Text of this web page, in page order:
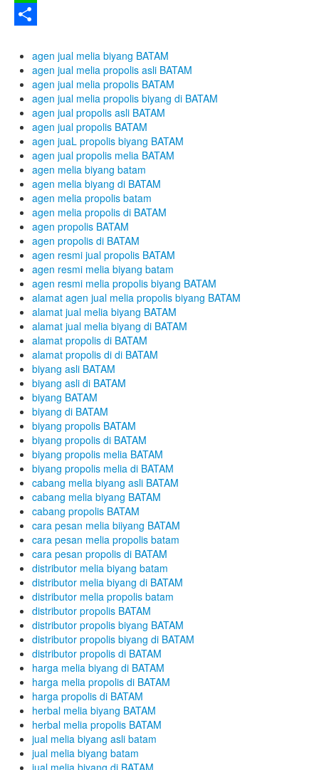
Line
agen jual melia biyang BATAM
agen jual melia propolis asli BATAM
agen jual melia propolis BATAM
agen jual melia propolis biyang di BATAM
agen jual propolis asli BATAM
agen jual propolis BATAM
agen juaL propolis biyang BATAM
agen jual propolis melia BATAM
agen melia biyang batam
agen melia biyang di BATAM
agen melia propolis batam
agen melia propolis di BATAM
agen propolis BATAM
agen propolis di BATAM
agen resmi jual propolis BATAM
agen resmi melia biyang batam
agen resmi melia propolis biyang BATAM
alamat agen jual melia propolis biyang BATAM
alamat jual melia biyang BATAM
alamat jual melia biyang di BATAM
alamat propolis di BATAM
alamat propolis di di BATAM
biyang asli BATAM
biyang asli di BATAM
biyang BATAM
biyang di BATAM
biyang propolis BATAM
biyang propolis di BATAM
biyang propolis melia BATAM
biyang propolis melia di BATAM
cabang melia biyang asli BATAM
cabang melia biyang BATAM
cabang propolis BATAM
cara pesan melia biiyang BATAM
cara pesan melia propolis batam
cara pesan propolis di BATAM
distributor melia biyang batam
distributor melia biyang di BATAM
distributor melia propolis batam
distributor propolis BATAM
distributor propolis biyang BATAM
distributor propolis biyang di BATAM
distributor propolis di BATAM
harga melia biyang di BATAM
harga melia propolis di BATAM
harga propolis di BATAM
herbal melia biyang BATAM
herbal melia propolis BATAM
jual melia biyang asli batam
jual melia biyang batam